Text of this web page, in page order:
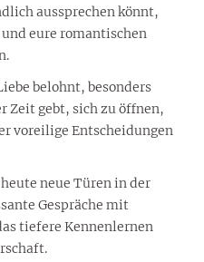
aussprechen könnt,
eure romantischen
belohnt, besonders
Zeit gebt, sich zu öffnen,
voreilige Entscheidungen
neue Türen in der
Gespräche mit
tiefere Kennenlernen